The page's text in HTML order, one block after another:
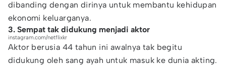
dibanding dengan dirinya untuk membantu kehidupan
ekonomi keluarganya.
3. Sempat tak didukung menjadi aktor
instagram.com/netflixkr
Aktor berusia 44 tahun ini awalnya tak begitu
didukung oleh sang ayah untuk masuk ke dunia akting.